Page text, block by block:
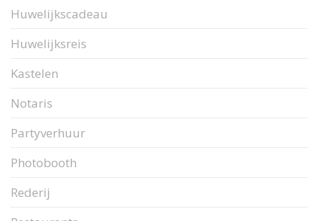
Huwelijkscadeau
Huwelijksreis
Kastelen
Notaris
Partyverhuur
Photobooth
Rederij